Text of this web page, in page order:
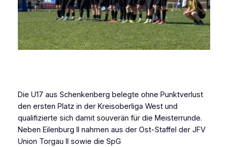
Die U17 aus Schenkenberg belegte ohne Punktverlust
den ersten Platz in der Kreisoberliga West und
qualifizierte sich damit souverän für die Meisterrunde.
Neben Eilenburg II nahmen aus der Ost-Staffel der JFV
Union Torgau II sowie die SpG